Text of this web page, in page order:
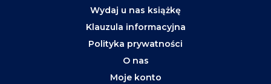
Wydaj u nas książkę
Klauzula informacyjna
Polityka prywatności
O nas
Moje konto